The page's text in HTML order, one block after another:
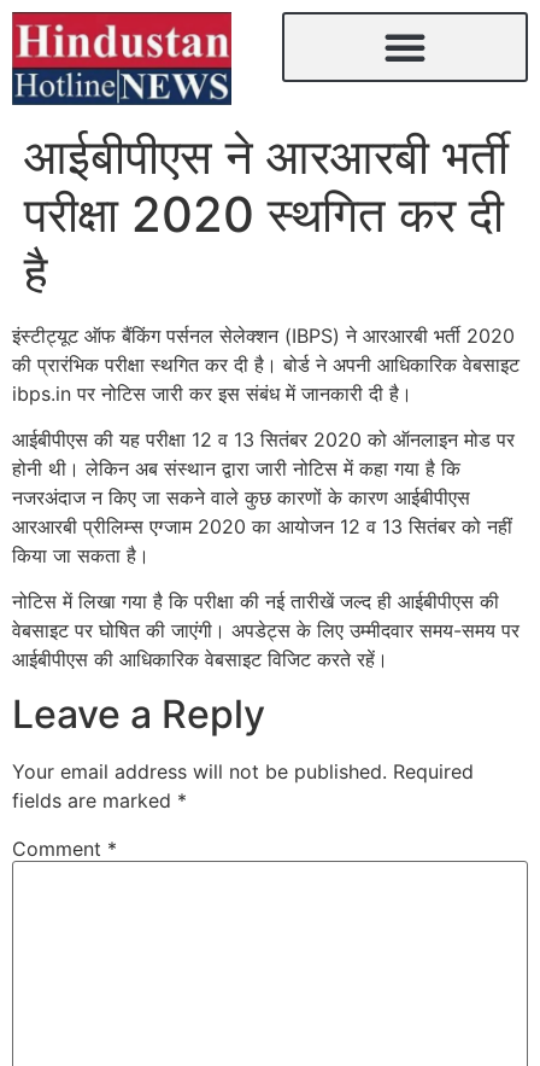
आईबीपीएस ने आरआरबी भर्ती
परीक्षा 2020 स्थगित कर दी
है
इंस्टीट्यूट ऑफ बैंकिंग पर्सनल सेलेक्शन (IBPS) ने आरआरबी भर्ती 2020
की प्रारंभिक परीक्षा स्थगित कर दी है। बोर्ड ने अपनी आधिकारिक वेबसाइट
ibps.in पर नोटिस जारी कर इस संबंध में जानकारी दी है।
आईबीपीएस की यह परीक्षा 12 व 13 सितंबर 2020 को ऑनलाइन मोड पर
होनी थी। लेकिन अब संस्थान द्वारा जारी नोटिस में कहा गया है कि
नजरअंदाज न किए जा सकने वाले कुछ कारणों के कारण आईबीपीएस
आरआरबी प्रीलिम्स एग्जाम 2020 का आयोजन 12 व 13 सितंबर को नहीं
किया जा सकता है।
नोटिस में लिखा गया है कि परीक्षा की नई तारीखें जल्द ही आईबीपीएस की
वेबसाइट पर घोषित की जाएंगी। अपडेट्स के लिए उम्मीदवार समय-समय पर
आईबीपीएस की आधिकारिक वेबसाइट विजिट करते रहें।
Leave a Reply
Your email address will not be published. Required
fields are marked *
Comment *